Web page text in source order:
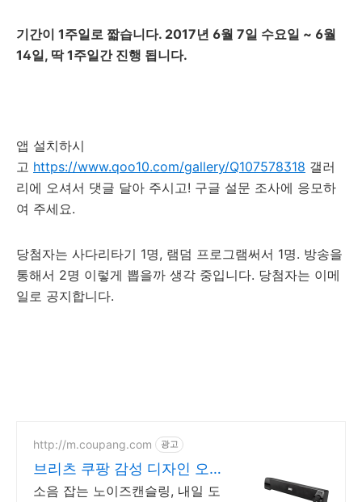
기간이 1주일로 짧습니다. 2017년 6월 7일 수요일 ~ 6월
14일, 딱 1주일간 진행 됩니다.
앱 설치하시
고 https://www.qoo10.com/gallery/Q107578318 갤러
리에 오셔서 댓글 달아 주시고! 구글 설문 조사에 응모하
여 주세요.
당첨자는 사다리타기 1명, 램덤 프로그램써서 1명. 방송을
통해서 2명 이렇게 뽑을까 생각 중입니다. 당첨자는 이메
일로 공지합니다.
http://m.coupang.com 광고
브리츠 쿠팡 감성 디자인 오디
오
소음 잡는 노이즈캔슬링, 내일 도